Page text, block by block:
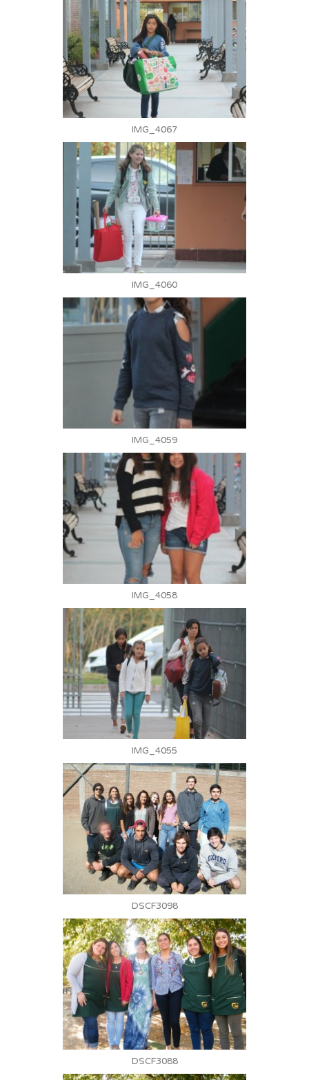
IMG_4067
IMG_4060
IMG_4059
IMG_4058
IMG_4055
DSCF3098
DSCF3088